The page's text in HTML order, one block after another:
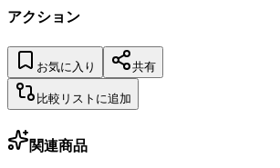
アクション
お気に入り 共有
比較リストに追加
関連商品